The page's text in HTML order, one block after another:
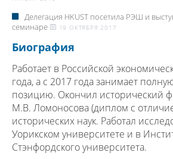
Делегация HKUST посетила РЭШ и
семинаре
19 ОКТЯБРЯ 2017
Биография
Работает в Российской
года, а с 2017 года занимает
позицию. Окончил исторический
М.В. Ломоносова (диплом с
исторических наук. Работал
Уорикском университете и в
Стэнфордского университета.